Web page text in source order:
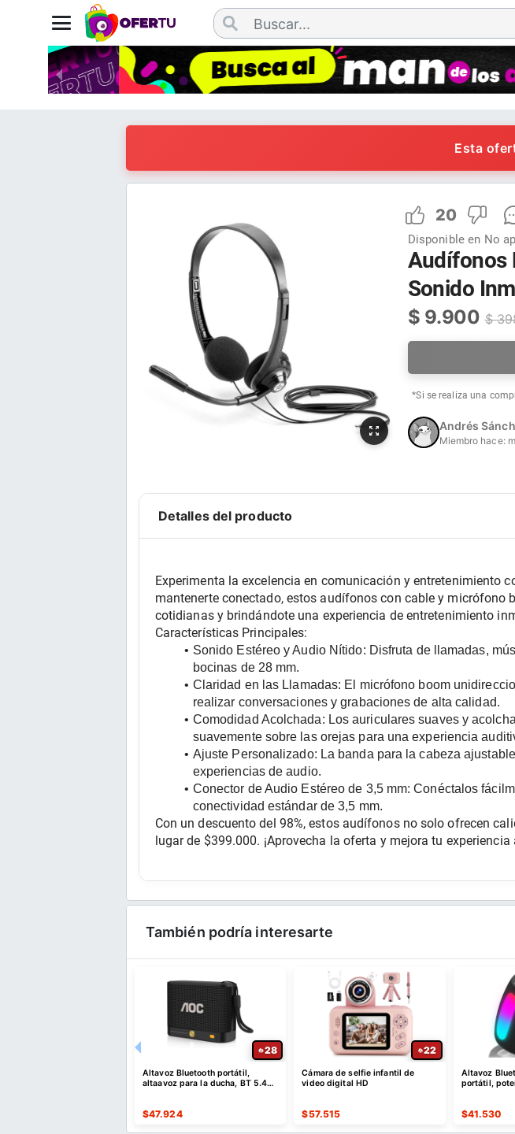
Esta
20
Disponible en No
Audífonos
Sonido
$ 9.900 $
*Si se realiza una
Andrés
Miembro hace:
Detalles del producto
Experimenta la excelencia en comunicación y entretenimiento
mantenerte conectado, estos audífonos con cable y
cotidianas y brindándote una experiencia de entretenimiento
Características Principales:
Sonido Estéreo y Audio Nítido: Disfruta de llamadas,
bocinas de 28 mm.
Claridad en las Llamadas: El micrófono boom
realizar conversaciones y grabaciones de alta calidad.
Comodidad Acolchada: Los auriculares suaves y
suavemente sobre las orejas para una experiencia
Ajuste Personalizado: La banda para la cabeza
experiencias de audio.
Conector de Audio Estéreo de 3,5 mm: Conéctalos
conectividad estándar de 3,5 mm.
Con un descuento del 98%, estos audífonos no solo ofrecen
lugar de $399.000. ¡Aprovecha la oferta y mejora tu
También podría interesarte
28
Altavoz Bluetooth portátil,
altaavoz para la ducha, BT 5.4
$47.924
22
Cámara de selfie infantil de
video digital HD
$57.515
Altavoz
portátil,
$41.530